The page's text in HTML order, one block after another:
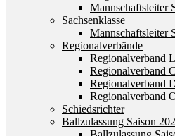
Mannschaftsleiter
Sachsenklasse
Mannschaftsleiter
Regionalverbände
Regionalverband
Regionalverband
Regionalverband
Regionalverband
Schiedsrichter
Ballzulassung Saison